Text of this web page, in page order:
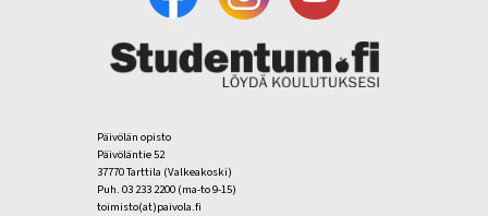
Päivölän opisto
Päivöläntie 52
37770 Tarttila (Valkeakoski)
Puh. 03 233 2200 (ma-to 9-15)
toimisto(at)paivola.fi